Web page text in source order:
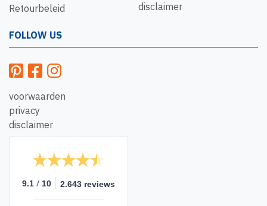
Retourbeleid
disclaimer
FOLLOW US
voorwaarden
privacy
disclaimer
9.1 / 10 2.643 reviews